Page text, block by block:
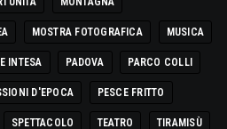
MOSTRA FOTOGRAFICA MUSICA
INTESA PADOVA PARCO COLLI
D'EPOCA PESCE FRITTO
SPETTACOLO TEATRO TIRAMISÙ